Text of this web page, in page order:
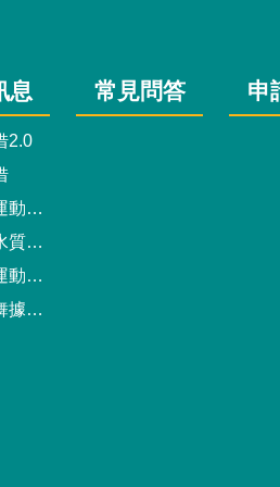
息
2.0
心
報告
系統
地圖
常見問答 申